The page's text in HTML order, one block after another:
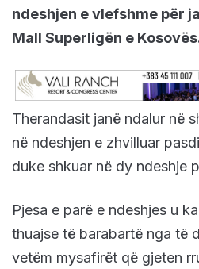
ndeshjen e vlefshme për
Mall Superligën e
Therandasit janë ndalur në
në ndeshjen e zhvilluar
duke shkuar në dy ndeshje
Pjesa e parë e ndeshjes u
thuajse të barabartë nga të
vetëm mysafirët që gjeten